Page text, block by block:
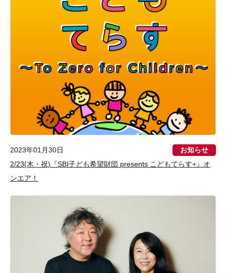
2023年01月30日
お知らせ
2/23(木・祝)『SBI子ども希望財団 presents こどもてらす+』オ
ンエア！